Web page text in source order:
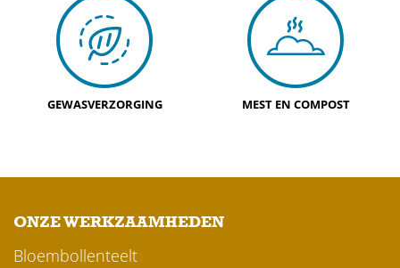
GEWASVERZORGING MEST EN COMPOST
ONZE WERKZAAMHEDEN
Bloembollenteelt